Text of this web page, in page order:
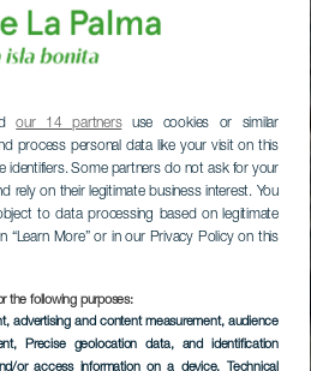
our 14 partnersuse cookies or similar
process personal data like your visit on this
identifiers. Some partners do not ask for your
rely on their legitimate business interest. You
to data processing based on legitimate
“Learn More” or in our Privacy Policy on this
the following purposes:
advertising and content measurement, audience
, Precise geolocation data, and identification